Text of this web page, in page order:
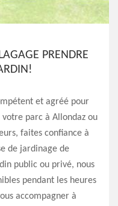
PRENDRE
et agréé pour
parc à Allondaz ou
faites confiance à
de jardinage de
public ou privé, nous
pendant les heures
accompagner à